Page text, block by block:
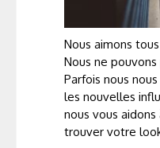
Nous aimons tous
Nous ne
Parfois nous
les nouvelles
nous vous
trouver votre